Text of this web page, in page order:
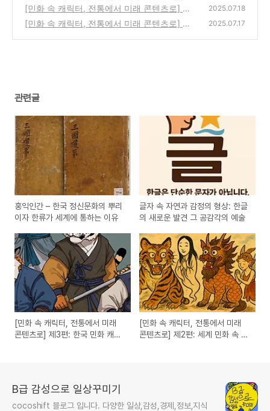
편: 한국 민화 캐릭터의 문화산업 활용 전략
[민화 속 캐릭터, 전통에서 미래 콘텐츠로] 제2
편: 세계 민화 속 캐릭터 비교 – 한국 민화의 가
2025.07.18
[민화 속 캐릭터, 전통에서 미래 콘텐츠로] 제1
2025.07.17
관련글
홍익인간 – 한국 정신문화의 뿌리
이자 한류가 세계에 통하는 이유
글자 속 자연과 감정의 형상: 한글
의 새로운 발견 그 공감각의 예술
[민화 속 캐릭터, 전통에서 미래
콘텐츠로] 제3편: 한국 민화 캐릭
[민화 속 캐릭터, 전통에서 미래
콘텐츠로] 제2편: 세계 민화 속 캐
B급 감성으로 일상꾸미기
cocoshift 블로그 입니다. 다양한 일상,감성,경제,정보,지식